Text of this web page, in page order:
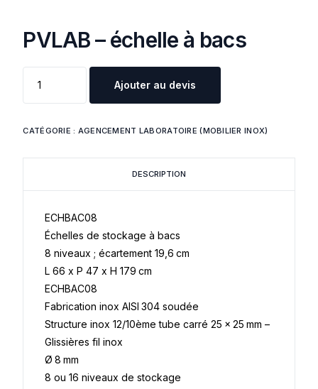
PVLAB – échelle à bacs
Ajouter au devis
CATÉGORIE : AGENCEMENT LABORATOIRE (MOBILIER INOX)
DESCRIPTION
ECHBAC08
Échelles de stockage à bacs
8 niveaux ; écartement 19,6 cm
L 66 x P 47 x H 179 cm
ECHBAC08
Fabrication inox AISI 304 soudée
Structure inox 12/10ème tube carré 25 x 25 mm –
Glissières fil inox
Ø 8 mm
8 ou 16 niveaux de stockage